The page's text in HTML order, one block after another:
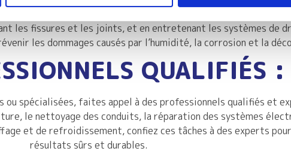
les fissures et les joints, et en entretenant les systèmes de
les dommages causés par l’humidité, la corrosion et la
QUALIFIÉS :
ou spécialisées, faites appel à des professionnels qualifiés et
le nettoyage des conduits, la réparation des systèmes
et de refroidissement, confiez ces tâches à des experts
résultats sûrs et durables.